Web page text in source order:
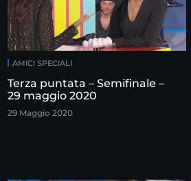
AMICI SPECIALI
Terza puntata – Semifinale –
29 maggio 2020
29 Maggio 2020